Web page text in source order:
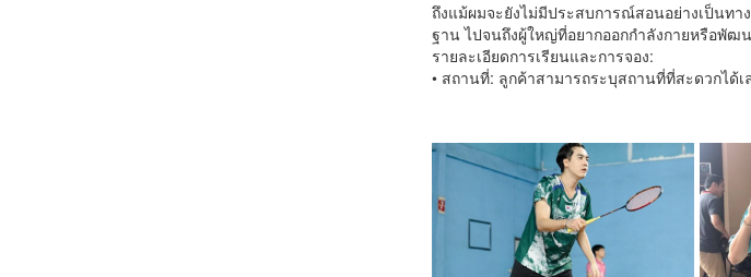
ถึงแม้ผมจะยังไม่มีประสบการณ์สอนอย่างเป็นทา
ฐาน ไปจนถึงผู้ใหญ่ที่อยากออกกำลังกายหรือพัฒ
รายละเอียดการเรียนและการจอง:
• สถานที่: ลูกค้าสามารถระบุสถานที่ที่สะดวกไ